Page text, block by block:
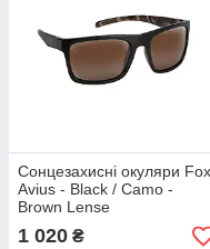
Сонцезахисні окуляри Fox
Avius - Black / Camo -
Brown Lense
1 020 ₴